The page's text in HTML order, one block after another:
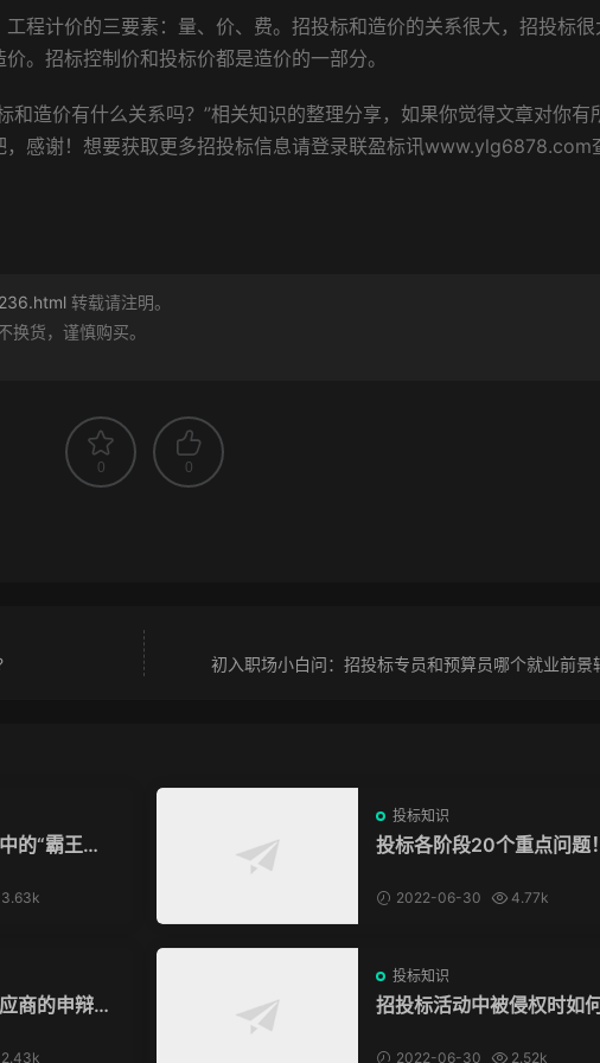
计价的三要素：量、价、费。招投标和造价的关系很大，招投标很
。招标控制价和投标价都是造价的一部分。
造价有什么关系吗？”相关知识的整理分享，如果你觉得文章对你有
感谢！想要获取更多招投标信息请登录联盈标讯www.ylg6878.com
转载请注明。
货，谨慎购买。
0 0
初入职场小白问：招投标专员和预算员哪个就业前景
的“霸王条
3.63k
投标知识
投标各阶段20个重点问题！
2022-06-30 4.77k
商的申辩被
2.43k
投标知识
招投标活动中被侵权时如
2022-06-30 2.52k